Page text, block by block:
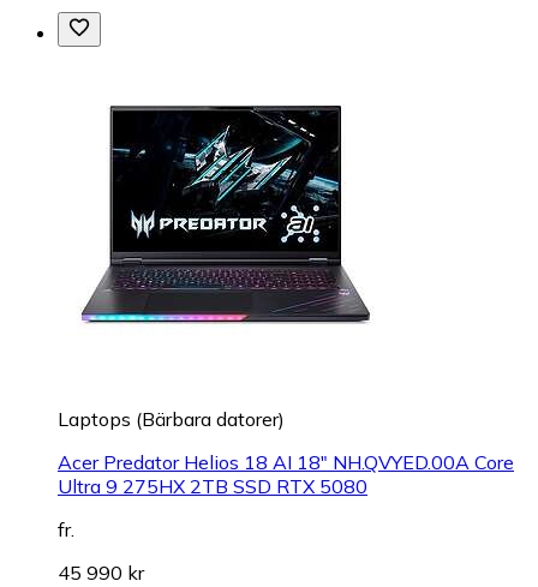
Laptops (Bärbara datorer)
Acer Predator Helios 18 AI 18" NH.QVYED.00A Core
Ultra 9 275HX 2TB SSD RTX 5080
fr.
45 990 kr